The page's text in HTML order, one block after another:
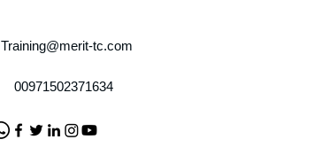
Training@merit-tc.com
00971502371634